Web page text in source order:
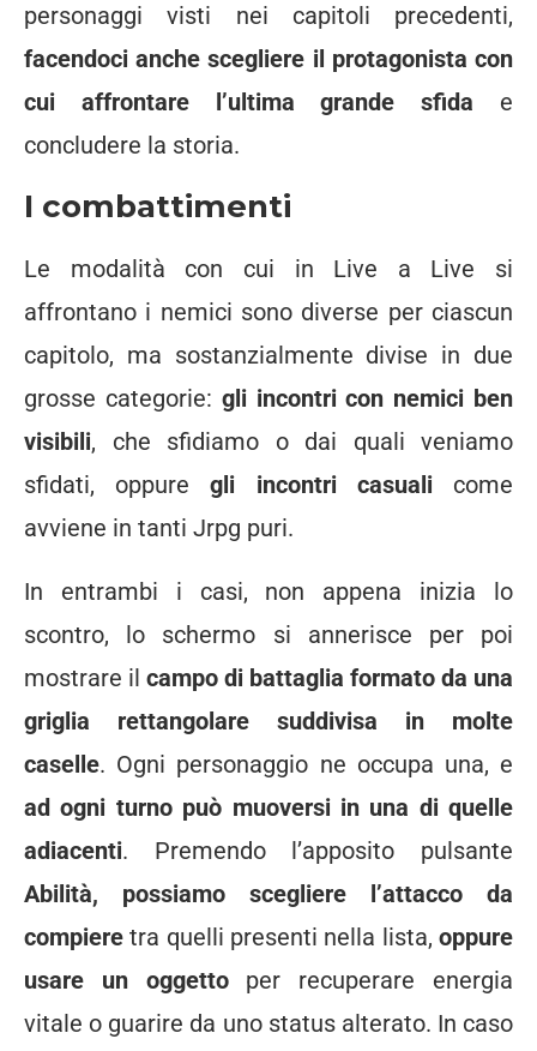
personaggi visti nei capitoli precedenti,
facendoci anche scegliere il protagonista con
cui affrontare l’ultima grande sfida e
concludere la storia.
I combattimenti
Le modalità con cui in Live a Live si
affrontano i nemici sono diverse per ciascun
capitolo, ma sostanzialmente divise in due
grosse categorie: gli incontri con nemici ben
visibili, che sfidiamo o dai quali veniamo
sfidati, oppuregli incontri casualicome
avviene in tanti Jrpg puri.
In entrambi i casi, non appena inizia lo
scontro, lo schermo si annerisce per poi
mostrare il campo di battaglia formato da una
griglia rettangolare suddivisa in molte
caselle. Ogni personaggio ne occupa una, e
ad ogni turno può muoversi in una di quelle
adiacenti. Premendo l’apposito pulsante
Abilità, possiamo scegliere l’attacco da
compiere tra quelli presenti nella lista, oppure
usare un oggettoper recuperare energia
vitale o guarire da uno status alterato. In caso